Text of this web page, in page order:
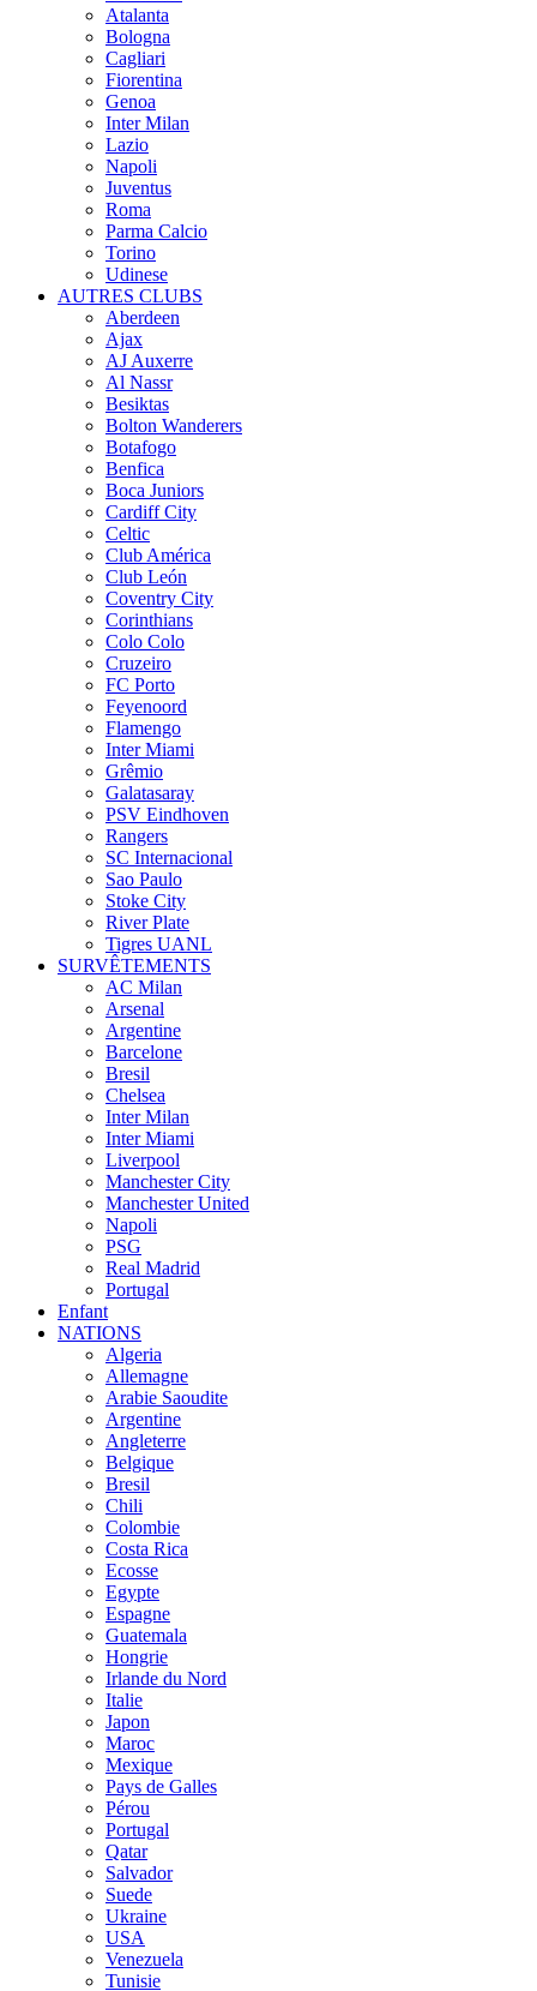
Atalanta
Bologna
Cagliari
Fiorentina
Genoa
Inter Milan
Lazio
Napoli
Juventus
Roma
Parma Calcio
Torino
Udinese
AUTRES CLUBS
Aberdeen
Ajax
AJ Auxerre
Al Nassr
Besiktas
Bolton Wanderers
Botafogo
Benfica
Boca Juniors
Cardiff City
Celtic
Club América
Club León
Coventry City
Corinthians
Colo Colo
Cruzeiro
FC Porto
Feyenoord
Flamengo
Inter Miami
Grêmio
Galatasaray
PSV Eindhoven
Rangers
SC Internacional
Sao Paulo
Stoke City
River Plate
Tigres UANL
SURVÊTEMENTS
AC Milan
Arsenal
Argentine
Barcelone
Bresil
Chelsea
Inter Milan
Inter Miami
Liverpool
Manchester City
Manchester United
Napoli
PSG
Real Madrid
Portugal
Enfant
NATIONS
Algeria
Allemagne
Arabie Saoudite
Argentine
Angleterre
Belgique
Bresil
Chili
Colombie
Costa Rica
Ecosse
Egypte
Espagne
Guatemala
Hongrie
Irlande du Nord
Italie
Japon
Maroc
Mexique
Pays de Galles
Pérou
Portugal
Qatar
Salvador
Suede
Ukraine
USA
Venezuela
Tunisie